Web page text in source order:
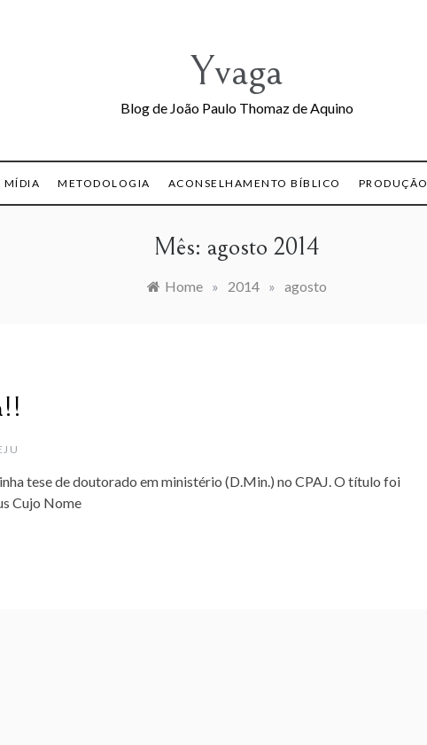
Yvaga
Blog de João Paulo Thomaz de Aquino
MÍDIA METODOLOGIA ACONSELHAMENTO BÍBLICO PRODUÇÃO
Mês: agosto 2014
Home » 2014 » agosto
tese de doutorado em ministério (D.Min.) no CPAJ. O título foi
Cujo Nome